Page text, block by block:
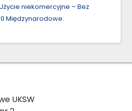
niekomercyjne – Bez
Międzynarodowe.
UKSW